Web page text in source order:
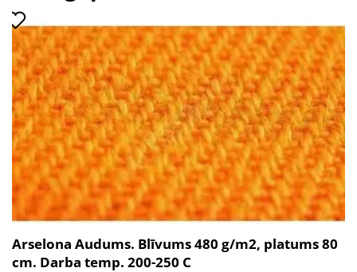
Arselona Audums. Blīvums 480 g/m2, platums 80
cm. Darba temp. 200-250 C